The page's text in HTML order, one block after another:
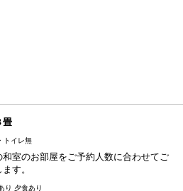
畳
トイレ無
和室のお部屋をご予約人数に合わせてご
す。
り 夕食あり